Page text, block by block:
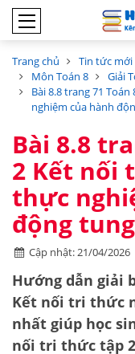
Trang chủ Tin tức mới
Môn Toán 8
Giải
Bài 8.8 trang 71
nghiệm của hành
Bài 8.8
2 Kết nối
thực
động
Cập nhật: 21/04/2026
Hướng dẫn giải
Kết nối tri thức
nhất giúp học
nối tri thức tập